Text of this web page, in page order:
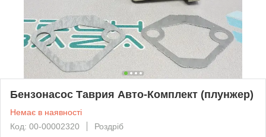
Бензонасос Таврия Авто-Комплект (плунжер)
Немає в наявності
Код: 00-00002320
Роздріб